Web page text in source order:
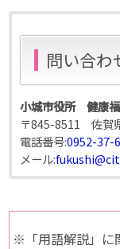
問い合わ
小城市役所 健康福
〒845-8511 佐賀
電話番号:0952-37-
メール:
※「用語解説」に